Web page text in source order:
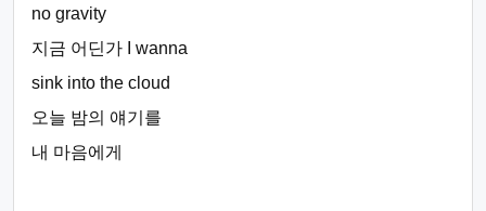
no gravity
지금 어딘가 I wanna
sink into the cloud
오늘 밤의 얘기를
내 마음에게